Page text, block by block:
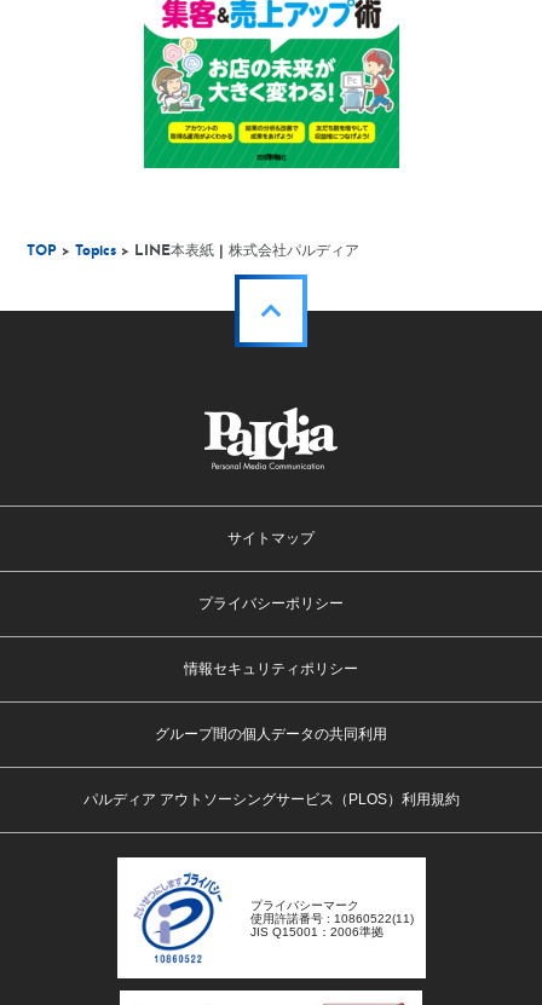
TOP >Topics > LINE本表紙 | 株式会社パルディア
サイトマップ
プライバシーポリシー
情報セキュリティポリシー
グループ間の個人データの共同利用
パルディア アウトソーシングサービス（PLOS）利用規約
プライバシーマーク
使用許諾番号 : 10860522(11)
JIS Q15001：2006準拠